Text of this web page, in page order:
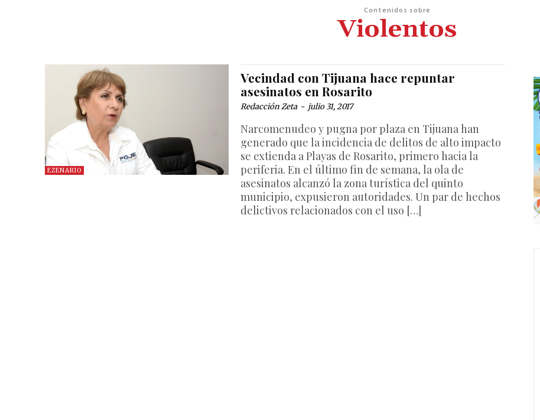
Contenidos sobre
Violentos
EZENARIO
Vecindad con Tijuana hace repuntar
asesinatos en Rosarito
Redacción Zeta - julio 31, 2017
Narcomenudeo y pugna por plaza en Tijuana han
generado que la incidencia de delitos de alto impacto
se extienda a Playas de Rosarito, primero hacia la
periferia. En el último fin de semana, la ola de
asesinatos alcanzó la zona turística del quinto
municipio, expusieron autoridades. Un par de hechos
delictivos relacionados con el uso […]